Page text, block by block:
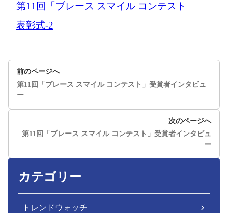
第11回「ブレース スマイル コンテスト」
表彰式-2
前のページへ
第11回「ブレース スマイル コンテスト」受賞者インタビュ
ー
次のページへ
第11回「ブレース スマイル コンテスト」受賞者インタビュ
ー
カテゴリー
トレンドウォッチ